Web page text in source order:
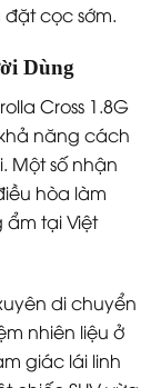
cọc sớm.
Dùng
Cross 1.8G
năng cách
Một số nhận
hòa làm
tại Việt
di chuyển
nhiên liệu ở
giác lái linh